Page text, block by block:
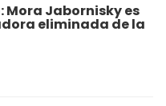
Mora Jabornisky es
eliminada de la